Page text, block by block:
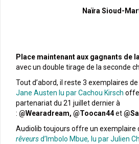
Naïra Sioud-
Place maintenant aux gagnants de
avec un double tirage de la seconde
Tout d’abord, il reste 3 exemplaires de
Jane Austen lu par Cachou Kirsch
partenariat du 21 juillet dernier à
: @Wearadream, @Toocan44et
Audiolib toujours offre un exemplaire
rêveursd’Imbolo Mbue, lu par Julien